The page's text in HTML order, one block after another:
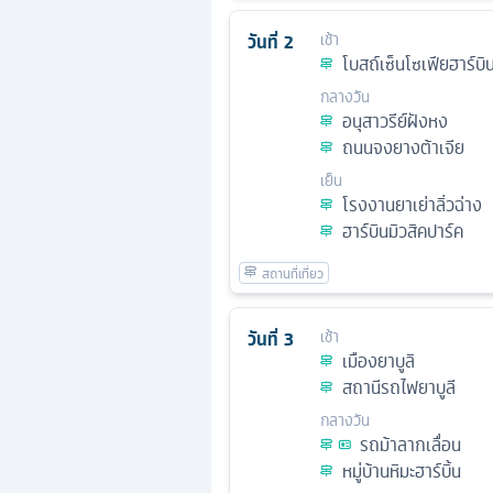
วันที่ 2 เช้า
โบสถ์เซ็นโซเฟียฮาร์บิน
กลางวัน
อนุสาวรีย์ฝังหง
ถนนจงยางต้าเจีย
เย็น
โรงงานยาเย่าลิ่วฉ่าง
ฮาร์บินมิวสิคปาร์ค
วันที่ 3 เช้า
เมืองยาบูลิ
สถานีรถไฟยาบูลี
กลางวัน
รถม้าลากเลื่อน
หมู่บ้านหิมะฮาร์บิ้น